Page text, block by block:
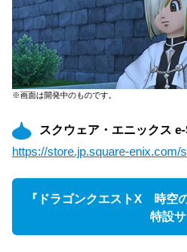
※画面は開発中のものです。
スクウェア・エニックス
https://store.jp.square-enix.com/
『ドラゴンクエストX 時空
特設